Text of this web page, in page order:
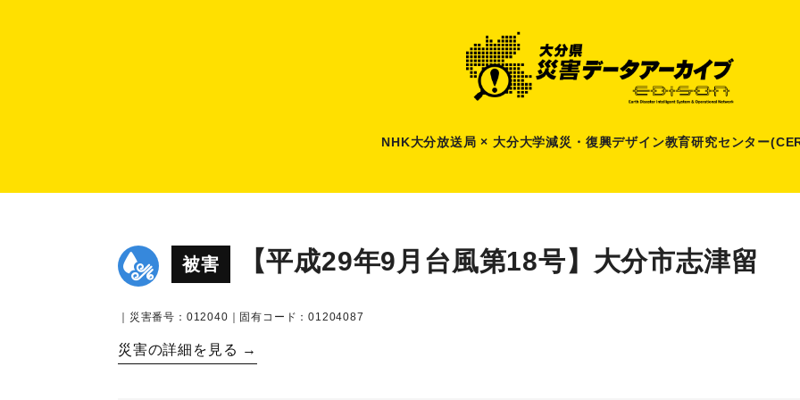
NHK大分放送局 × 大分大学減災 ・ 復興デザイン教育研究センター
被害 【平成29年9月台風第18号】大分市志津留
｜災害番号：012040｜固有コード：01204087
災害の詳細を見る →